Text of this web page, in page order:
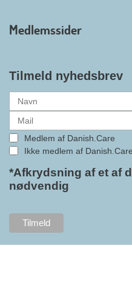
hjælpemidler
medlemmerne
alle
i samarbejdet
Danish.Care og
Claus Ipsen.
fremtidssikring
som både er
Medlemssider
Tilmeld nyhedsbrev
Medlem af Danish.Care
Ikke medlem af
*Afkrydsning af et af
nødvendig